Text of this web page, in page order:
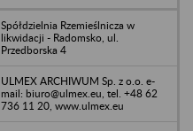
Spółdzielnia Rzemieślnicza w
likwidacji - Radomsko, ul.
Przedborska 4
ULMEX ARCHIWUM Sp. z o.o. e-
mail: biuro@ulmex.eu, tel. +48 62
736 11 20, www.ulmex.eu